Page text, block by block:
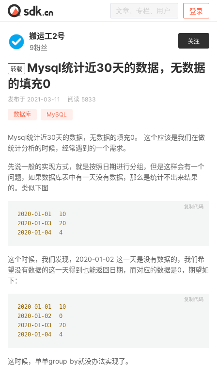
登录
转载
Mysql统计近30天的数据，无数据
的填充0
发布于 2021-03-11 阅读 5833
数据库 MySQL
Mysql统计近30天的数据，无数据的填充0。 这个应该是我们在做
统计分析的时候，经常遇到的一个需求。
先说一般的实现方式，就是按照日期进行分组，但是这样会有一个
问题，如果数据库表中有一天没有数据，那么是统计不出来结果
的。类似下图
2020-01-01
10
2020-01-03
20
2020-01-04 4
这个时候，我们发现，2020-01-02 这一天是没有数据的，我们希
望没有数据的这一天得到也能返回日期，而对应的数据是0，期望如
下：
2020-01-01
10
2020-01-02
0
2020-01-03
20
2020-01-04 4
这时候，单单group by就没办法实现了。
搬运工2号
9粉丝
关注